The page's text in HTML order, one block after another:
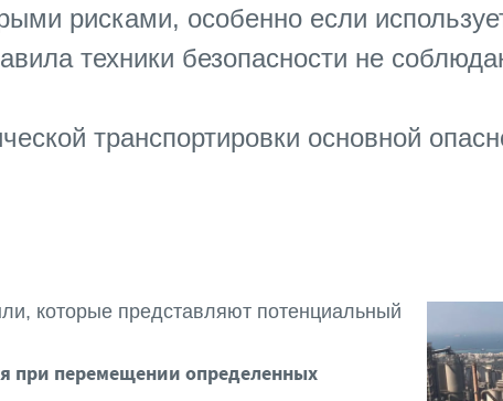
рисками, особенно если
техники безопасности не
транспортировки основной
которые представляют потенциальный
при перемещении определенных